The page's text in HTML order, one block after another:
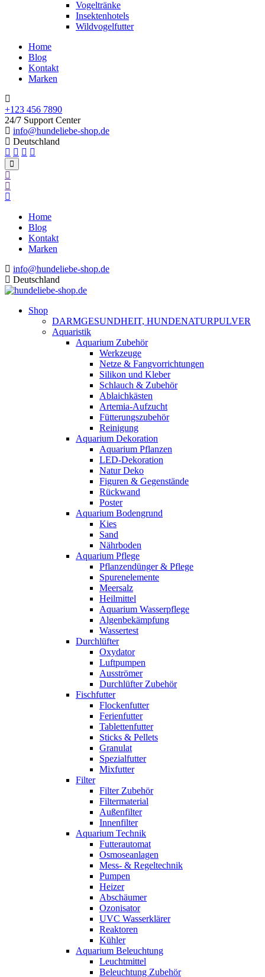
Vogeltränke
Insektenhotels
Wildvogelfutter
Home
Blog
Kontakt
Marken
+123 456 7890
24/7 Support Center
info@hundeliebe-shop.de
Deutschland
Home
Blog
Kontakt
Marken
info@hundeliebe-shop.de
Deutschland
Shop
DARMGESUNDHEIT, HUNDENATURPULVER
Aquaristik
Aquarium Zubehör
Werkzeuge
Netze & Fangvorrichtungen
Silikon und Kleber
Schlauch & Zubehör
Ablaichkästen
Artemia-Aufzucht
Fütterungszubehör
Reinigung
Aquarium Dekoration
Aquarium Pflanzen
LED-Dekoration
Natur Deko
Figuren & Gegenstände
Rückwand
Poster
Aquarium Bodengrund
Kies
Sand
Nährboden
Aquarium Pflege
Pflanzendünger & Pflege
Spurenelemente
Meersalz
Heilmittel
Aquarium Wasserpflege
Algenbekämpfung
Wassertest
Durchlüfter
Oxydator
Luftpumpen
Ausströmer
Durchlüfter Zubehör
Fischfutter
Flockenfutter
Ferienfutter
Tablettenfutter
Sticks & Pellets
Granulat
Spezialfutter
Mixfutter
Filter
Filter Zubehör
Filtermaterial
Außenfilter
Innenfilter
Aquarium Technik
Futterautomat
Osmoseanlagen
Mess- & Regeltechnik
Pumpen
Heizer
Abschäumer
Ozonisator
UVC Wasserklärer
Reaktoren
Kühler
Aquarium Beleuchtung
Leuchtmittel
Beleuchtung Zubehör